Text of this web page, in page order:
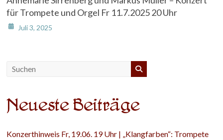
für Trompete und Orgel Fr 11.7.2025 20 Uhr
Juli 3, 2025
Neueste Beiträge
Konzerthinweis Fr, 19.06. 19 Uhr | „Klangfarben“: Trompete